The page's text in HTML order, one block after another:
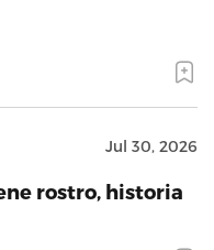
Jul 30, 2026
rostro, historia